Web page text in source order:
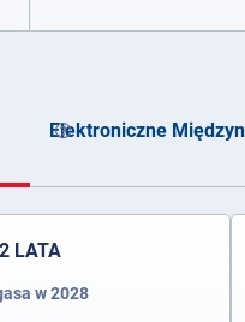
Elektroniczne
2 LATA
w 2028